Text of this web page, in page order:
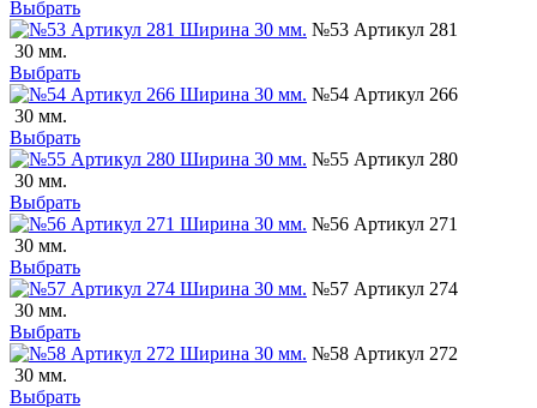
Выбрать
№53 Артикул 281
30 мм.
Выбрать
№54 Артикул 266
30 мм.
Выбрать
№55 Артикул 280
30 мм.
Выбрать
№56 Артикул 271
30 мм.
Выбрать
№57 Артикул 274
30 мм.
Выбрать
№58 Артикул 272
30 мм.
Выбрать